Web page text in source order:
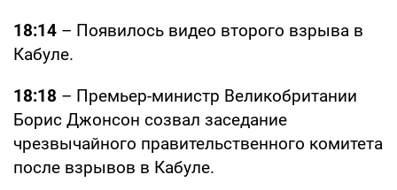
18:14 – Появилось видео второго взрыва в
Кабуле.
18:18 – Премьер-министр Великобритании
Борис Джонсон созвал заседание
чрезвычайного правительственного комитета
после взрывов в Кабуле.